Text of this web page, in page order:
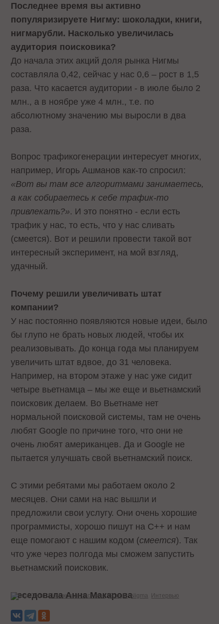
Последнее время вы активно
популяризируете Нигму: шоколадки, книги,
нигмарубли. Насколько увеличилась
аудитория поисковика?
До начала этих акций доля рынка Нигмы
составляла 0,42, сейчас у нас 0,6 – рост в 1,5
раза. Что касается аудитории - в июле было 2
млн., а в ноябре уже 4 млн., т.е. по
абсолютному значению мы выросли в два
раза.
Вопрос трафикогенерации интересует многих,
например, Игорь Ашманов как-то спросил:
«Вот вы там все алгоритмами занимаетесь,
а как собираетесь к себе трафик-то
привлекать?». И это понятно - если есть
трафик у нас, то есть, что у нас сливать
(смеется). Вот и решили провести такой вот
интересный эксперимент, на мой взгляд,
удачный.
Почему решили увеличивать штат
компании?
У нас постоянно появляются новые идеи, было
бы глупо не брать новых людей, чтобы их
реализовывать. До конца года мы планируем
увеличить штат вдвое, до 31 человека.
Например, на втором этаже у нас уже сидит
четыре вьетнамца – мы же еще и вьетнамский
поисковик делаем. Во Вьетнаме нет
нормальной поисковой системы, там не очень
любят Google по причине того, что они не
очень любят американцев. Да и Google не
пытается улучшать свой вьетнамский поиск.
С этими ребятами мы работаем около 2
месяцев. Они сами на нас вышли и
предложили свои услугу. Они очень хорошие
программисты, хорошо пишут на С++ и нам
еще помогают с нашим кодом (смеется). Так
что уже через полгода мы сможем запустить
вьетнамский поисковик.
Беседовала Анна Макарова
Теги: Поисковые системы Google Nigma Интервью